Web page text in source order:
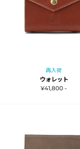
再入荷
ウォレット
¥41,800 -